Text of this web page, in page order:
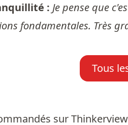
: Je pense que
fondamentales. Très
Tous
sur Thinkerview